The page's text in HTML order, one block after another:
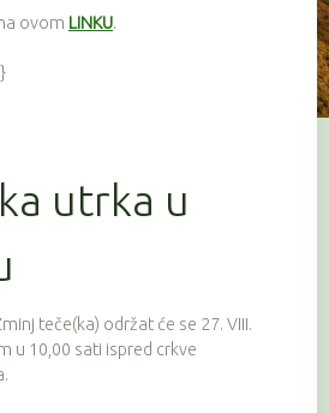
ovom LINKU.
utrka u
teče(ka) održat će se 27. VIII.
u 10,00 sati ispred crkve